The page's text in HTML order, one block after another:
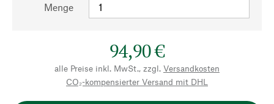
Menge
94,90 €
alle Preise inkl. MwSt., zzgl. Versandkosten
CO₂-kompensierter Versand mit DHL